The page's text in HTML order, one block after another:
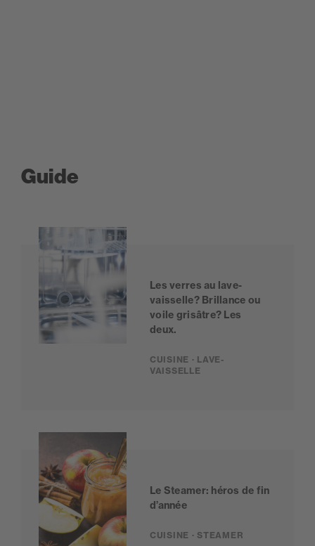
Guide
Les verres au lave-
vaisselle? Brillance ou
voile grisâtre? Les
deux.
CUISINE · LAVE-
VAISSELLE
Le Steamer: héros de fin
d’année
CUISINE · STEAMER